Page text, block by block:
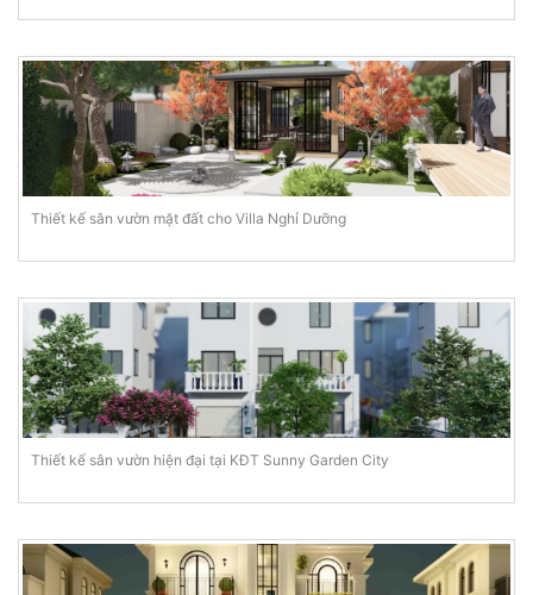
Thiết kế sân vườn mặt đất cho Villa Nghỉ Dưỡng
Thiết kế sân vườn hiện đại tại KĐT Sunny Garden City